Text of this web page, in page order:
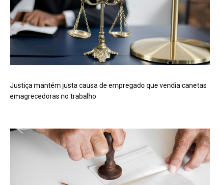
Justiça mantém justa causa de empregado que vendia canetas
emagrecedoras no trabalho